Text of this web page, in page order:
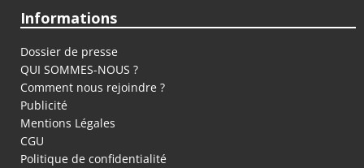
Informations
Dossier de presse
QUI SOMMES-NOUS ?
Comment nous rejoindre ?
Publicité
Mentions Légales
CGU
Politique de confidentialité